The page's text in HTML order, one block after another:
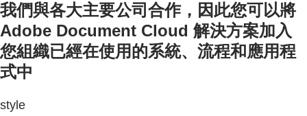
我們與各大主要公司合作，因此您可以將
Adobe Document Cloud 解決方案加入
您組織已經在使用的系統、流程和應用程
式中
style